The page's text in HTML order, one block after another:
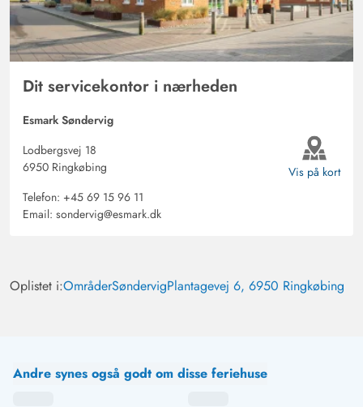
Dit servicekontor i nærheden
Esmark Søndervig
Lodbergsvej 18
6950 Ringkøbing
Telefon: +45 69 15 96 11
Email: sondervig@esmark.dk
Vis på kort
Oplistet i:OmråderSøndervigPlantagevej 6, 6950 Ringkøbing
Andre synes også godt om disse feriehuse